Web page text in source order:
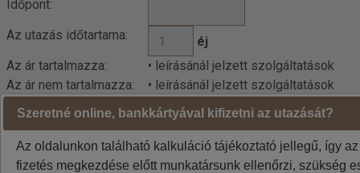
Időpont:
Az utazás időtartama:
éj
Az ár tartalmazza:
• leírásánál jelzett szolgáltatások
Az ár nem tartalmazza:
• leírásánál jelzett szolgáltatások
Indulási városok jelentése: BUD=Budapest DEB=Debrecen
BTS=Pozsony, VIE=Bécs
A weboldalon látható áraknál az euró / forint árfolyam
Szeretné online, bankkártyával kifizetni az utazását?
Az oldalunkon található kalkuláció tájékoztató jellegű, így
fizetés megkezdése előtt munkatársunk ellenőrzi, szükség